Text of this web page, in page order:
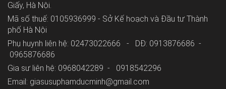
Giấy, Hà Nội.
Mã số thuế: 0105936999 - Sở Kế hoạch và Đầu tư Thành
phố Hà Nội
Phụ huynh liên hệ: 02473022666 - DĐ: 0913876686 -
0965876686
Gia sư liên hệ: 0968042289 - 0918542296
Email: giasusuphamducminh@gmail.com